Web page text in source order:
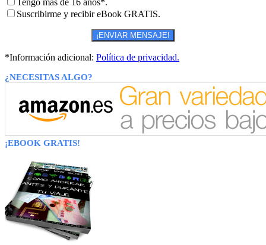
Tengo más de 16 años*.
Suscribirme y recibir eBook GRATIS.
*Información adicional: Política de privacidad.
¿NECESITAS ALGO?
¡EBOOK GRATIS!